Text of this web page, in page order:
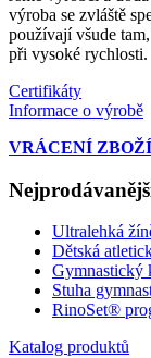
výroba se zvláště
používají všude
při vysoké rychlosti.
Certifikáty
Informace o výrobě
VRÁCENÍ
Ultralehká
Dětská
Gymnastický
Stuha
RinoSet®
Katalog produktů